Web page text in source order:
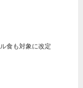
食も対象に改定